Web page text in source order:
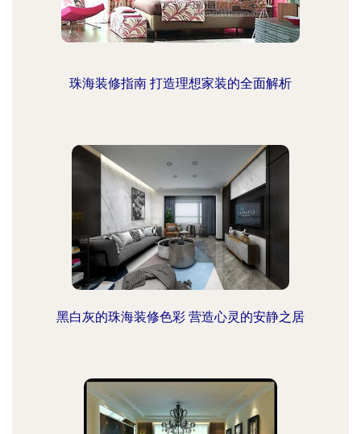
珠海装修指南 打造理想家装的全面解析
黑白灰的珠海装修色彩 营造心灵的安静之居